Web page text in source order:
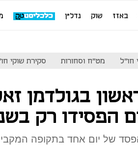
באזז שוק נדל"ן
חו"ל מט"ח וסחורות סקירת שוקי
בגולדמן
הפסידו רק
של יום אחד בתקופה